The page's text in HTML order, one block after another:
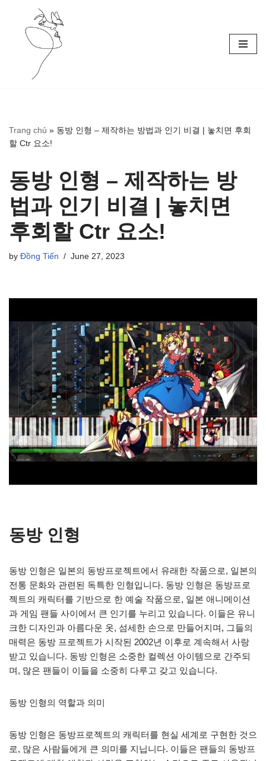
Skip
Trang chủ » 동방 인형 – 제작하는 방법과 인기 비결 | 놓치면 후회
할 Ctr 요소!
동방 인형 – 제작하는 방
법과 인기 비결 | 놓치면
후회할 Ctr 요소!
by Đồng Tiến June 27, 2023
동방 인형
동방 인형은 일본의 동방프로젝트에서 유래한 작품으로, 일본의
전통 문화와 관련된 독특한 인형입니다. 동방 인형은 동방프로
젝트의 캐릭터를 기반으로 한 예술 작품으로, 일본 애니메이션
과 게임 팬들 사이에서 큰 인기를 누리고 있습니다. 이들은 유니
크한 디자인과 아름다운 옷, 섬세한 손으로 만들어지며, 그들의
매력은 동방 프로젝트가 시작된 2002년 이후로 계속해서 사랑
받고 있습니다. 동방 인형은 소중한 컬렉션 아이템으로 간주되
며, 많은 팬들이 이들을 소중히 다루고 갖고 있습니다.
동방 인형의 역할과 의미
동방 인형은 동방프로젝트의 캐릭터를 현실 세계로 구현한 것으
로, 많은 사람들에게 큰 의미를 지닙니다. 이들은 팬들의 동방프